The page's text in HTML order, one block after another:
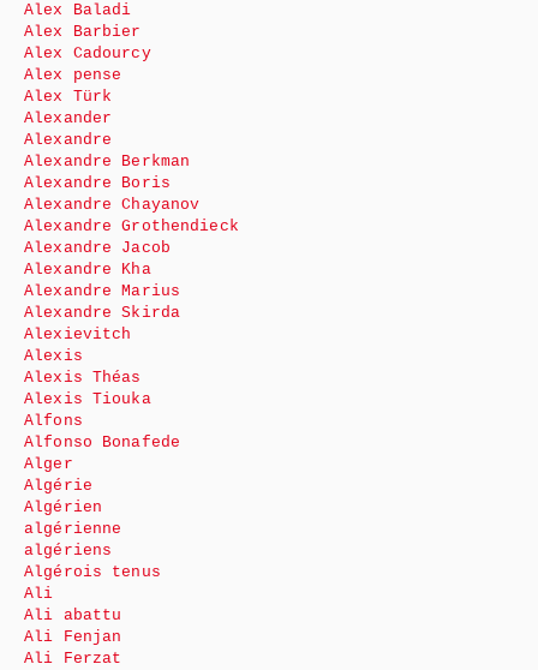
Alex Baladi
Alex Barbier
Alex Cadourcy
Alex pense
Alex Türk
Alexander
Alexandre
Alexandre Berkman
Alexandre Boris
Alexandre Chayanov
Alexandre Grothendieck
Alexandre Jacob
Alexandre Kha
Alexandre Marius
Alexandre Skirda
Alexievitch
Alexis
Alexis Théas
Alexis Tiouka
Alfons
Alfonso Bonafede
Alger
Algérie
Algérien
algérienne
algériens
Algérois tenus
Ali
Ali abattu
Ali Fenjan
Ali Ferzat